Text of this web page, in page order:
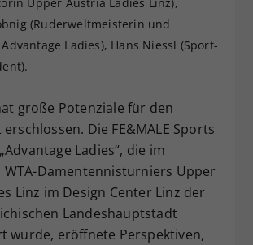
(Ruderweltmeisterin und
Ladies), Hans Niessl (Sport-
große Potenziale für den
Die FE&MALE Sports
Ladies“, die im
WTA-Damentennisturniers Upper
Linz im Design Center Linz der
Landeshauptstadt
wurde, eröffnete Perspektiven,
Dieser Wert speichert Ihre Consent-
Einstellungen. Unter anderem eine
zufällig generierte ID, für die
historische Speicherung Ihrer
Webseiten-Betreiber dies eingestellt
hat.